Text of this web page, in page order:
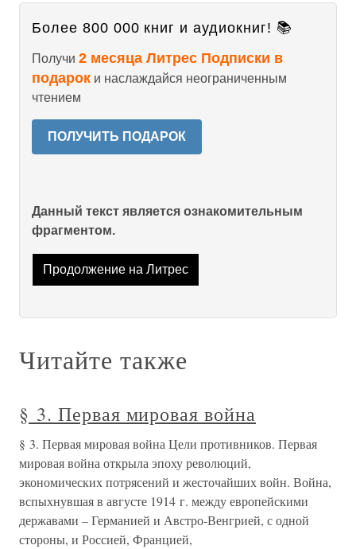
Более 800 000 книг и аудиокниг! 📚
Получи 2 месяца Литрес Подписки в
подарок и наслаждайся неограниченным
чтением
ПОЛУЧИТЬ ПОДАРОК
Данный текст является ознакомительным
фрагментом.
Продолжение на Литрес
Читайте также
§ 3. Первая мировая война
§ 3. Первая мировая война Цели противников. Первая
мировая война открыла эпоху революций,
экономических потрясений и жесточайших войн. Война,
вспыхнувшая в августе 1914 г. между европейскими
державами – Германией и Австро-Венгрией, с одной
стороны, и Россией, Францией,